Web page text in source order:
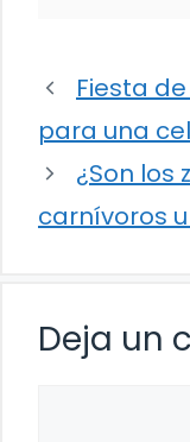
Fiesta
para una
¿Son los
carnívoros
Deja un